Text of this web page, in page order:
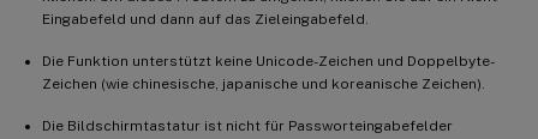
Eingabefeld und dann auf das Zieleingabefeld.
Die Funktion unterstützt keine Unicode-Zeichen und Doppelbyte-
Zeichen (wie chinesische, japanische und koreanische Zeichen).
Die Bildschirmtastatur ist nicht für Passworteingabefelder